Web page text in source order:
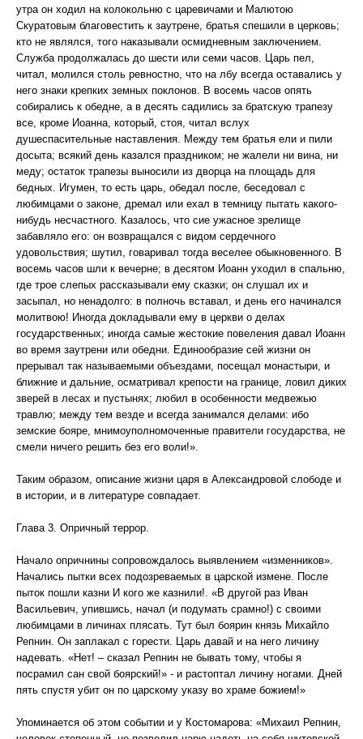
утра он ходил на колокольню с царевичами и Малютою
Скуратовым благовестить к заутрене, братья спешили в церковь;
кто не являлся, того наказывали осмидневным заключением.
Служба продолжалась до шести или семи часов. Царь пел,
читал, молился столь ревностно, что на лбу всегда оставались у
него знаки крепких земных поклонов. В восемь часов опять
собирались к обедне, а в десять садились за братскую трапезу
все, кроме Иоанна, который, стоя, читал вслух
душеспасительные наставления. Между тем братья ели и пили
досыта; всякий день казался праздником; не жалели ни вина, ни
меду; остаток трапезы выносили из дворца на площадь для
бедных. Игумен, то есть царь, обедал после, беседовал с
любимцами о законе, дремал или ехал в темницу пытать какого-
нибудь несчастного. Казалось, что сие ужасное зрелище
забавляло его: он возвращался с видом сердечного
удовольствия; шутил, говаривал тогда веселее обыкновенного. В
восемь часов шли к вечерне; в десятом Иоанн уходил в спальню,
где трое слепых рассказывали ему сказки; он слушал их и
засыпал, но ненадолго: в полночь вставал, и день его начинался
молитвою! Иногда докладывали ему в церкви о делах
государственных; иногда самые жестокие повеления давал Иоанн
во время заутрени или обедни. Единообразие сей жизни он
прерывал так называемыми объездами, посещал монастыри, и
ближние и дальние, осматривал крепости на границе, ловил диких
зверей в лесах и пустынях; любил в особенности медвежью
травлю; между тем везде и всегда занимался делами: ибо
земские бояре, мнимоуполномоченные правители государства, не
смели ничего решить без его воли!».
Таким образом, описание жизни царя в Александровой слободе и
в истории, и в литературе совпадает.
Глава 3. Опричный террор.
Начало опричнины сопровождалось выявлением «изменников».
Начались пытки всех подозреваемых в царской измене. После
пыток пошли казни И кого же казнили!. «В другой раз Иван
Васильевич, упившись, начал (и подумать срамно!) с своими
любимцами в личинах плясать. Тут был боярин князь Михайло
Репнин. Он заплакал с горести. Царь давай и на него личину
надевать. «Нет! – сказал Репнин не бывать тому, чтобы я
посрамил сан свой боярский!» - и растоптал личину ногами. Дней
пять спустя убит он по царскому указу во храме божием!»
Упоминается об этом событии и у Костомарова: «Михаил Репнин,